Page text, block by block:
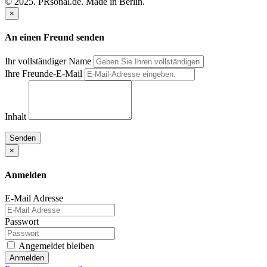
×
An einen Freund senden
Ihr vollständiger Name
Ihre Freunde-E-Mail
Inhalt
Senden
×
Anmelden
E-Mail Adresse
Passwort
Angemeldet bleiben
Anmelden